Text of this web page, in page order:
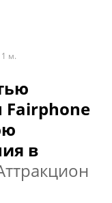
1 м.
в